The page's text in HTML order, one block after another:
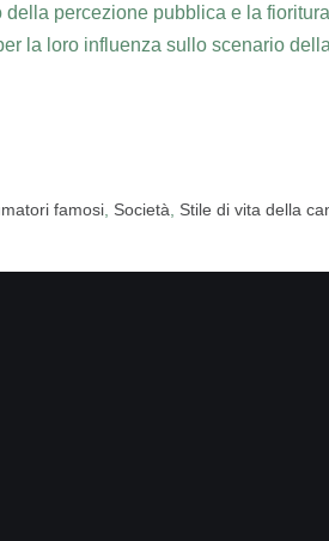
percezione pubblica e la
la loro influenza sullo scenario
famosi Società Stile di vita della